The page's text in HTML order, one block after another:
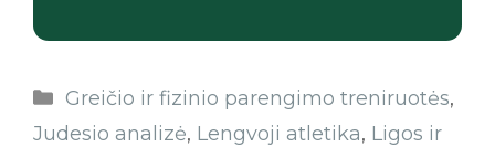
Greičio ir fizinio parengimo treniruotės,
Judesio analizė, Lengvoji atletika, Ligos ir